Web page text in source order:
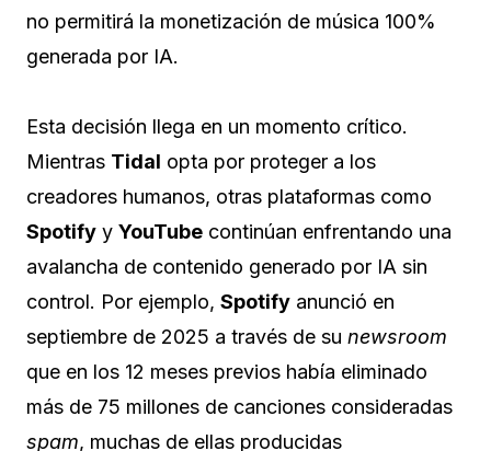
no permitirá la monetización de música 100%
generada por IA.
Esta decisión llega en un momento crítico.
Mientras Tidal opta por proteger a los
creadores humanos, otras plataformas como
Spotify y YouTube continúan enfrentando una
avalancha de contenido generado por IA sin
control. Por ejemplo, Spotify anunció en
septiembre de 2025 a través de su newsroom
que en los 12 meses previos había eliminado
más de 75 millones de canciones consideradas
spam, muchas de ellas producidas